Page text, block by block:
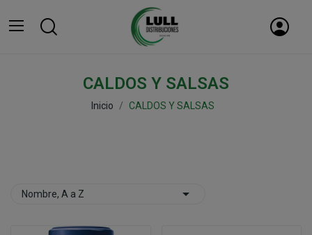
CALDOS Y SALSAS
Inicio CALDOS Y SALSAS
Nombre, A a Z 